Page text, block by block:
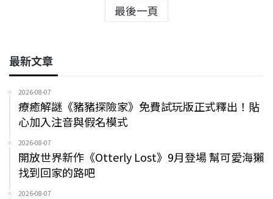
最後一頁
最新文章
2026-08-07
療癒解謎《豬豬探險家》免費試玩版正式釋出！貼
心加入注音與假名模式
2026-08-07
開放世界新作《Otterly Lost》9月登場 幫可愛海獺
找到回家的路吧
2026-08-07